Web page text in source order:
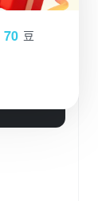
70 豆